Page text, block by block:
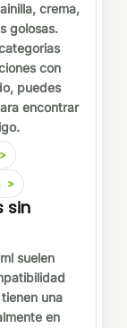
crema,
golosas.
con
puedes
encontrar
sin
suelen
una
en